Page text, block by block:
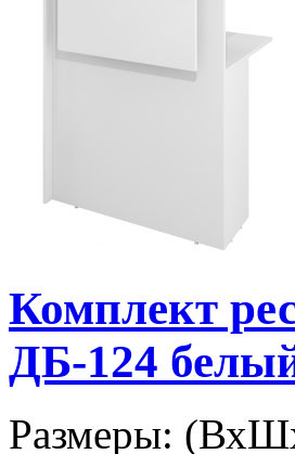
Комплект
ДБ-124
Размеры: